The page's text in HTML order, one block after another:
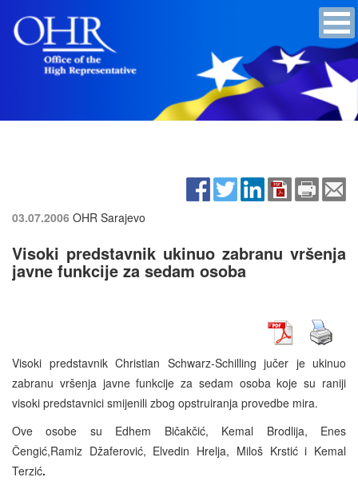
03.07.2006 OHR Sarajevo
Visoki predstavnik ukinuo zabranu vršenja
javne funkcije za sedam osoba
Visoki predstavnik Christian Schwarz-Schilling jučer je ukinuo
zabranu vršenja javne funkcije za sedam osoba koje su raniji
visoki predstavnici smijenili zbog opstruiranja provedbe mira.
Ove osobe su Edhem Bičakčić, Kemal Brodlija, Enes
Čengić,Ramiz Džaferović, Elvedin Hrelja, Miloš Krstić i Kemal
Terzić.